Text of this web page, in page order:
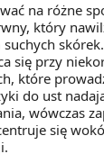
na różne
który
się przy
które
do ust
wówczas
się